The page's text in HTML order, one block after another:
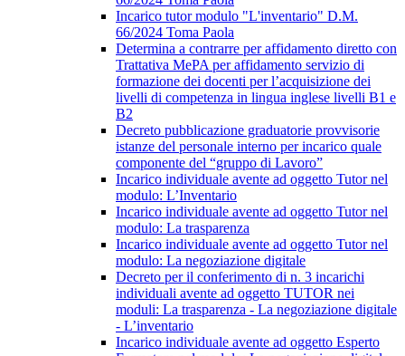
Incarico tutor modulo "L'inventario" D.M.
66/2024 Toma Paola
Determina a contrarre per affidamento diretto con
Trattativa MePA per affidamento servizio di
formazione dei docenti per l’acquisizione dei
livelli di competenza in lingua inglese livelli B1 e
B2
Decreto pubblicazione graduatorie provvisorie
istanze del personale interno per incarico quale
componente del “gruppo di Lavoro”
Incarico individuale avente ad oggetto Tutor nel
modulo: L’Inventario
Incarico individuale avente ad oggetto Tutor nel
modulo: La trasparenza
Incarico individuale avente ad oggetto Tutor nel
modulo: La negoziazione digitale
Decreto per il conferimento di n. 3 incarichi
individuali avente ad oggetto TUTOR nei
moduli: La trasparenza - La negoziazione digitale
- L’inventario
Incarico individuale avente ad oggetto Esperto